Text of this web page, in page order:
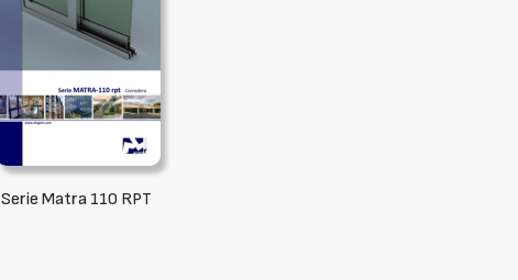
Serie Matra 110 RPT